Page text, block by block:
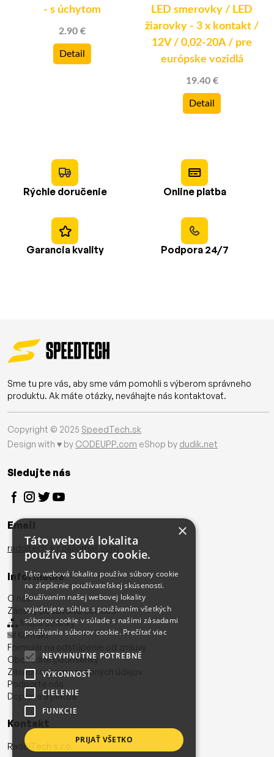
- s úchytom
2.90 €
Detail
LED smerovky / LED
žiarovky - 3 x kontakt /
12V / 0,02-20A / pre
európske vozidlá
19.40 €
Detail
Rýchle doručenie Online platba
Garancia kvality Podpora 24/7
Sme tu pre vás, aby sme vám pomohli s výberom správneho
produktu. Ak máte otázky, neváhajte nás kontaktovať.
Copyright © 2025 SpeedTech.sk
Design with ♥ by CODEUPP.com eShop by dudik.net
Sledujte nás
Email
radoltech.s.r.o@gmail.com
Informácie
O nás
Zásady používania cookies
Mapa stránky
Kontakt
Formulár na odstúpenie od zmluvy
Obchodné podmienky
Zásady ochrany osobných údajov
Podporte nás
Doprava a platba
Kontakt
RadolTech s.r.o
×
Táto webová lokalita
používa súbory cookie.
Táto webová lokalita používa súbory cookie
na zlepšenie používateľskej skúsenosti.
Používaním našej webovej lokality
vyjadrujete súhlas s používaním všetkých
súborov cookie v súlade s našimi zásadami
používania súborov cookie. Prečítať viac
NEVYHNUTNE POTREBNÉ
VÝKONNOSŤ
CIELENIE
FUNKCIE
PRIJAŤ VŠETKO